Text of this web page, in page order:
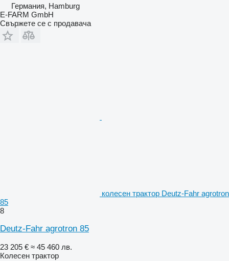
Германия, Hamburg
E-FARM GmbH
Свържете се с продавача
колесен трактор Deutz-Fahr agrotron
85
8
Deutz-Fahr agrotron 85
23 205 € ≈ 45 460 лв.
Колесен трактор